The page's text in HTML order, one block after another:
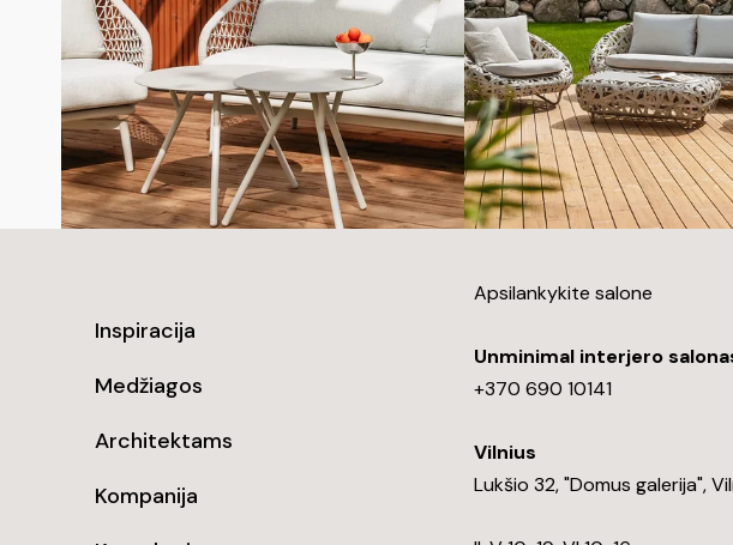
Inspiracija
Medžiagos
Architektams
Kompanija
Apsilankykite salone
Unminimal interjero
+370 690 10141
Vilnius
Lukšio 32, "Domus galerija",